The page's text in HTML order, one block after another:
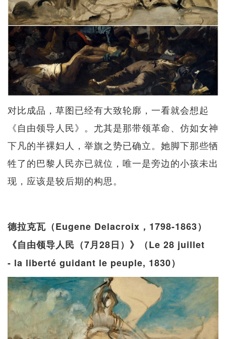
对比成品，草图已经有大致轮廓，一看就会想起
《自由领导人民》。尤其是那带领革命、仿如女神
下凡的半裸妇人，举旗之势已确立。她脚下那些牺
牲了的巴黎人民亦已就位，唯一是旁边的小孩未出
现，应该是较后期的构思。
德拉克瓦（Eugene Delacroix，1798-1863）
《自由领导人民（7月28日）》（Le 28 juillet
- la liberté guidant le peuple, 1830）